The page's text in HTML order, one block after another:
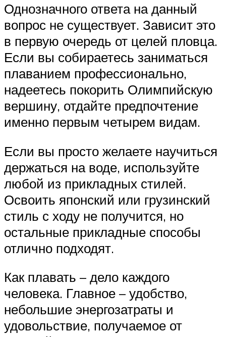
Однозначного ответа на данный
вопрос не существует. Зависит это
в первую очередь от целей пловца.
Если вы собираетесь заниматься
плаванием профессионально,
надеетесь покорить Олимпийскую
вершину, отдайте предпочтение
именно первым четырем видам.
Если вы просто желаете научиться
держаться на воде, используйте
любой из прикладных стилей.
Освоить японский или грузинский
стиль с ходу не получится, но
остальные прикладные способы
отлично подходят.
Как плавать – дело каждого
человека. Главное – удобство,
небольшие энергозатраты и
удовольствие, получаемое от